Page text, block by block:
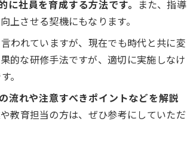
社員を育成する方法です。 また、指導
上させる契機にもなります。
われていますが、現在でも時代と共に変
的な研修手法ですが、適切に実施しなけ
。
流れや注意すべきポイントなどを解説
教育担当の方は、ぜひ参考にしていただ